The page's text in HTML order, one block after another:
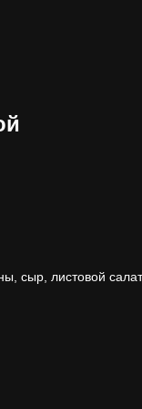
сыр, листовой